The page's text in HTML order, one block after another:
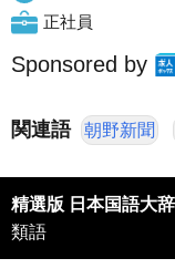
正社員
Sponsored by
関連語 朝野新聞
精選版 日本国語大
類語